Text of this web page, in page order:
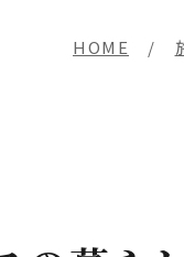
HOME